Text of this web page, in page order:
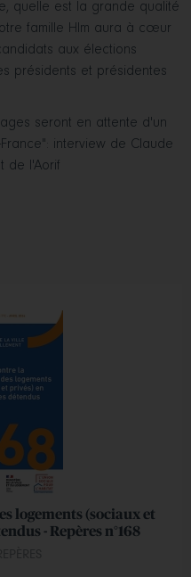
quelle est la grande qualité
famille Hlm aura à cœur
aux élections
présidents et présidentes
seront en attente d'un
interview de Claude
de l'Aorif
logements (sociaux et
- Repères n°168